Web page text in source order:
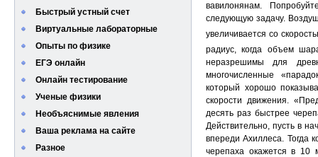
Быстрый устный счет
Виртуальные лабораторные
Опыты по физике
ЕГЭ онлайн
Онлайн тестирование
Ученые физики
Необъяснимые явления
Ваша реклама на сайте
Разное
вавилонянам.
следующую задачу.
увеличивается со
радиус, когда объем
неразрешимы для
многочисленные
который хорошо
скорости движения.
десять раз быстрее
Действительно, пусть в
впереди Ахиллеса. Тогда
черепаха окажется в 10